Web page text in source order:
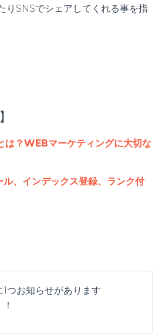
りSNSでシェアしてくれる事を指
？WEBマーケティングに大切な
、インデックス登録、ランク付
1つお知らせがあります